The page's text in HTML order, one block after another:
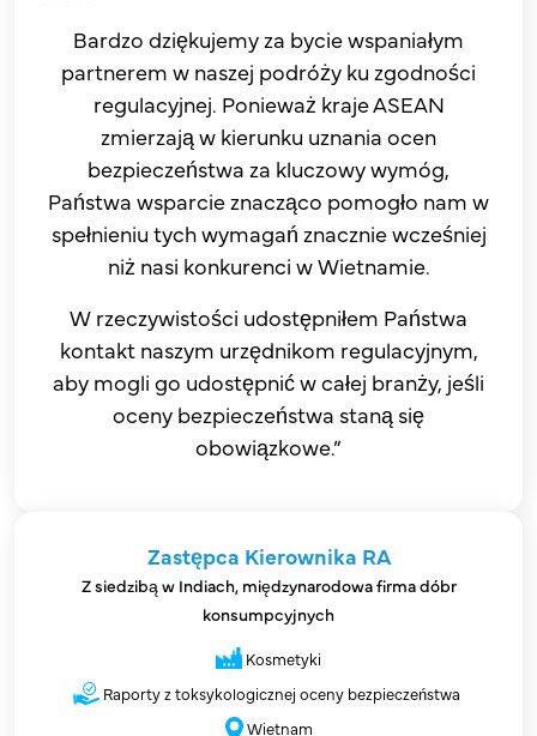
Bardzo dziękujemy za bycie wspaniałym
partnerem w naszej podróży ku zgodności
regulacyjnej. Ponieważ kraje ASEAN
zmierzają w kierunku uznania ocen
bezpieczeństwa za kluczowy wymóg,
Państwa wsparcie znacząco pomogło nam w
spełnieniu tych wymagań znacznie wcześniej
niż nasi konkurenci w Wietnamie.
W rzeczywistości udostępniłem Państwa
kontakt naszym urzędnikom regulacyjnym,
aby mogli go udostępnić w całej branży, jeśli
oceny bezpieczeństwa staną się
obowiązkowe.”
Zastępca Kierownika RA
Z siedzibą w Indiach, międzynarodowa firma dóbr
konsumpcyjnych
Kosmetyki
Raporty z toksykologicznej oceny bezpieczeństwa
Wietnam​